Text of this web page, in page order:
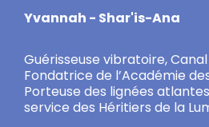
Yvannah - Shar'is-Ana
Guérisseuse vibratoire,
Fondatrice de l’Académie
Porteuse des lignées
service des Héritiers de la